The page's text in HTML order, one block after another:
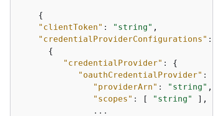
{
"clientToken" : "string" ,
"credentialProviderConfigurations" : [
{
"credentialProvider" : {
"oauthCredentialProvider" :
"providerArn" : "string" ,
"scopes" : [ "string"
],
               ...